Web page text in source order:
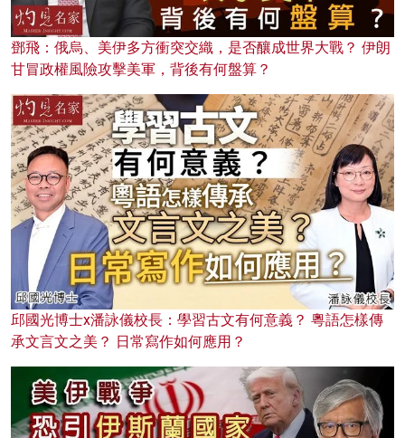
鄧飛：俄烏、美伊多方衝突交織，是否釀成世界大戰？ 伊朗
甘冒政權風險攻擊美軍，背後有何盤算？
邱國光博士x潘詠儀校長：學習古文有何意義？ 粵語怎樣傳
承文言文之美？ 日常寫作如何應用？